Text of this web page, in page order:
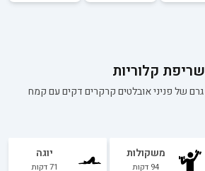
שריפת קלוריות
פניני אובלטים קרקרים דקים עם קמח
משקולות
94 דקות
יוגה
71דקות